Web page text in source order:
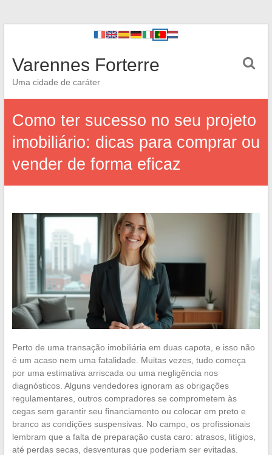
Varennes Forterre
Uma cidade de caráter
Como ter sucesso no seu projeto
imobiliário: dicas para comprar ou
vender de forma eficaz
Perto de uma transação imobiliária em duas capota, e isso não
é um acaso nem uma fatalidade. Muitas vezes, tudo começa
por uma estimativa arriscada ou uma negligência nos
diagnósticos. Alguns vendedores ignoram as obrigações
regulamentares, outros compradores se comprometem às
cegas sem garantir seu financiamento ou colocar em preto e
branco as condições suspensivas. No campo, os profissionais
lembram que a falta de preparação custa caro: atrasos, litígios,
até perdas secas, desventuras que poderiam ser evitadas.